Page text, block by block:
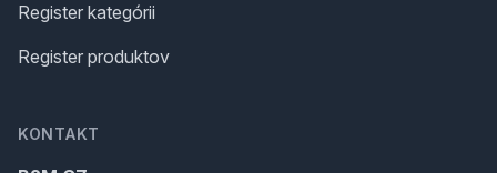
Register kategórii
Register produktov
KONTAKT